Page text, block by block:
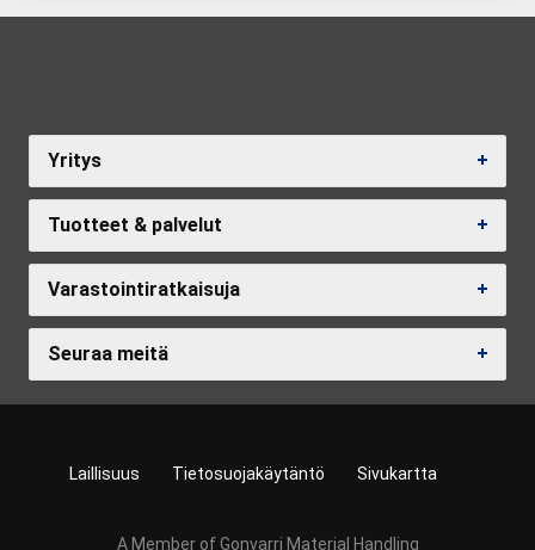
Yritys
Tuotteet & palvelut
Varastointiratkaisuja
Seuraa meitä
Laillisuus Tietosuojakäytäntö Sivukartta
A Member of Gonvarri Material Handling